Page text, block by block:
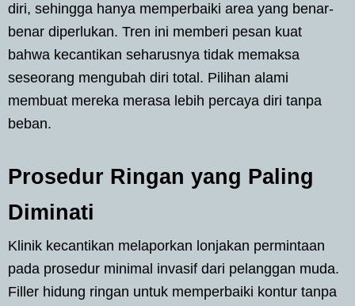
diri, sehingga hanya memperbaiki area yang benar-
benar diperlukan. Tren ini memberi pesan kuat
bahwa kecantikan seharusnya tidak memaksa
seseorang mengubah diri total. Pilihan alami
membuat mereka merasa lebih percaya diri tanpa
beban.
Prosedur Ringan yang Paling
Diminati
Klinik kecantikan melaporkan lonjakan permintaan
pada prosedur minimal invasif dari pelanggan muda.
Filler hidung ringan untuk memperbaiki kontur tanpa